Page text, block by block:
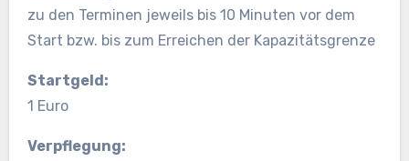
zu den Terminen jeweils bis 10 Minuten vor dem
Start bzw. bis zum Erreichen der Kapazitätsgrenze
Startgeld:
1 Euro
Verpflegung: